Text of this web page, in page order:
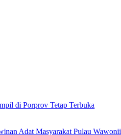
di Porprov Tetap Terbuka
Adat Masyarakat Pulau Wawonii